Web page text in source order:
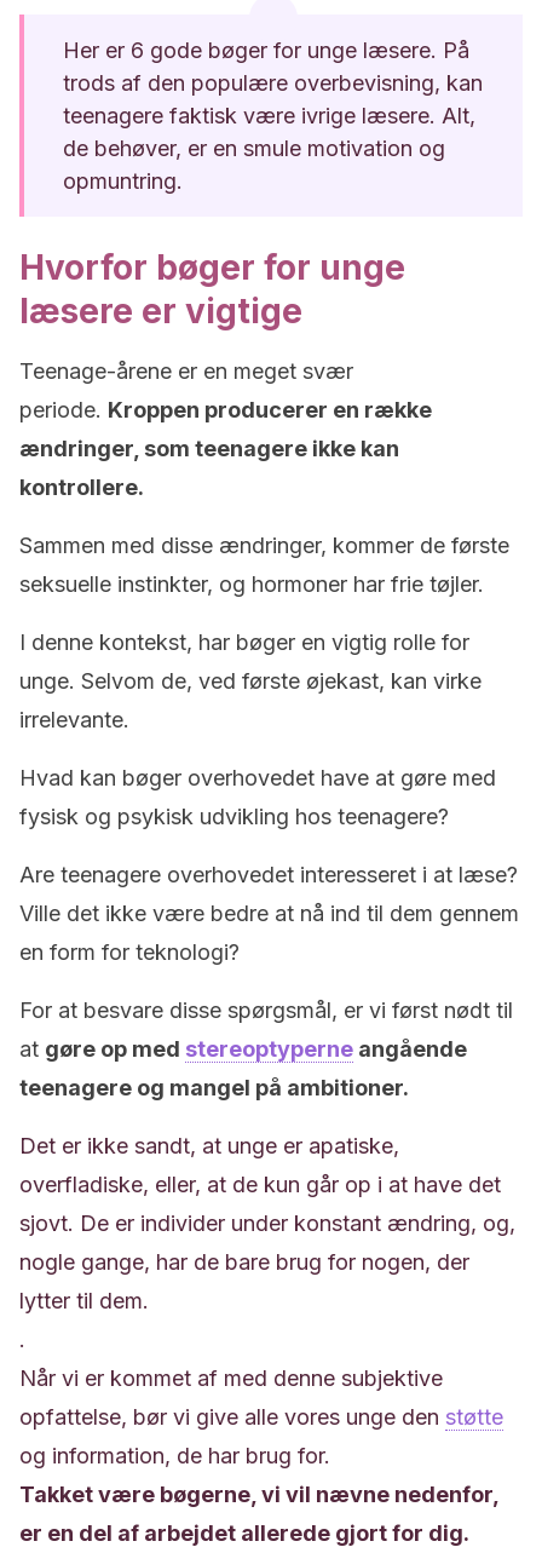
Her er 6 gode bøger for unge læsere. På
trods af den populære overbevisning, kan
teenagere faktisk være ivrige læsere. Alt,
de behøver, er en smule motivation og
opmuntring.
Hvorfor bøger for unge
læsere er vigtige
Teenage-årene er en meget svær
periode. Kroppen producerer en række
ændringer, som teenagere ikke kan
kontrollere.
Sammen med disse ændringer, kommer de første
seksuelle instinkter, og hormoner har frie tøjler.
I denne kontekst, har bøger en vigtig rolle for
unge. Selvom de, ved første øjekast, kan virke
irrelevante.
Hvad kan bøger overhovedet have at gøre med
fysisk og psykisk udvikling hos teenagere?
Are teenagere overhovedet interesseret i at læse?
Ville det ikke være bedre at nå ind til dem gennem
en form for teknologi?
For at besvare disse spørgsmål, er vi først nødt til
at gøre op med stereoptyperne angående
teenagere og mangel på ambitioner.
Det er ikke sandt, at unge er apatiske,
overfladiske, eller, at de kun går op i at have det
sjovt. De er individer under konstant ændring, og,
nogle gange, har de bare brug for nogen, der
lytter til dem.
.
Når vi er kommet af med denne subjektive
opfattelse, bør vi give alle vores unge den støtte
og information, de har brug for.
Takket være bøgerne, vi vil nævne nedenfor,
er en del af arbejdet allerede gjort for dig.